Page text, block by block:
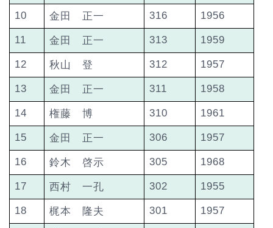
10 金田 正一 316 1956
11 金田 正一 313 1959
12 秋山 登 312 1957
13 金田 正一 311 1958
14 権藤 博 310 1961
15 金田 正一 306 1957
16 鈴木 啓示 305 1968
17 西村 一孔 302 1955
18 梶本 隆夫 301 1957